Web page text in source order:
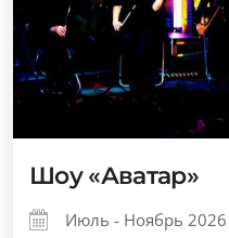
Шоу «Аватар»
Июль - Ноябрь 2026